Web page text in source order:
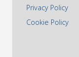
Privacy Policy
Cookie Policy